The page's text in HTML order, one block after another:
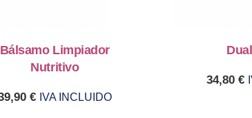
Bálsamo Limpiador
Nutritivo
€ IVA INCLUIDO
34,80€